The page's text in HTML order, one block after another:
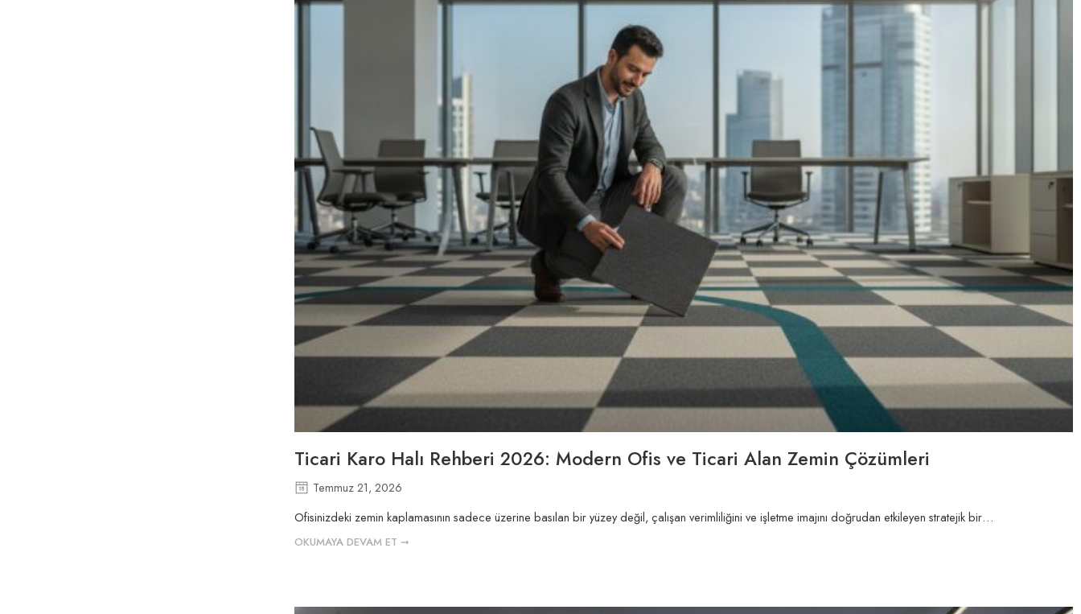
Ticari Karo Halı Rehberi 2026: Modern Ofis ve Ticari Alan Zemin Çözümleri
Temmuz 21, 2026
Ofisinizdeki zemin kaplamasının sadece üzerine basılan bir yüzey değil, çalışan verimliliğini ve işletme imajını doğrudan etkileyen stratejik bir…
OKUMAYA DEVAM ET ➞